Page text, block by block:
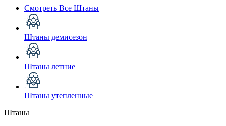
Смотреть Все Штаны
Штаны демисезон
Штаны летние
Штаны утепленные
Штаны